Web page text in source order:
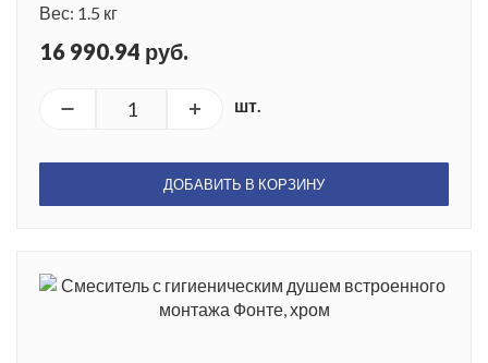
Вес: 1.5 кг
16 990.94 руб.
шт.
ДОБАВИТЬ В КОРЗИНУ